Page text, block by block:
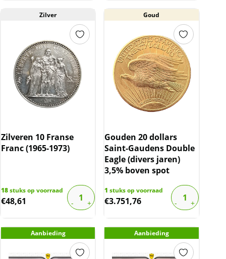
Zilver
Zilveren 10 Franse
Franc (1965-1973)
18stuks op voorraad
€48,61
Goud
Gouden 20 dollars
Saint-Gaudens Double
Eagle (divers jaren)
3,5% boven spot
1 stuks op voorraad
€3.751,76
Aanbieding Aanbieding